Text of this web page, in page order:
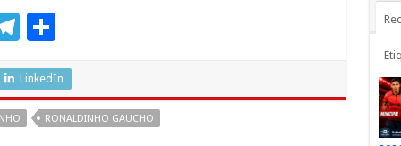
T
e
gr
C
m
p
LinkedIn
RONALDINHO GAUCHO